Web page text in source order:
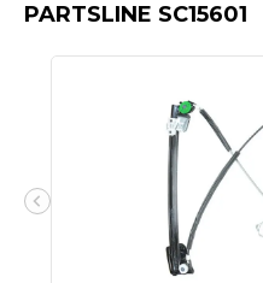
PARTSLINE SC15601